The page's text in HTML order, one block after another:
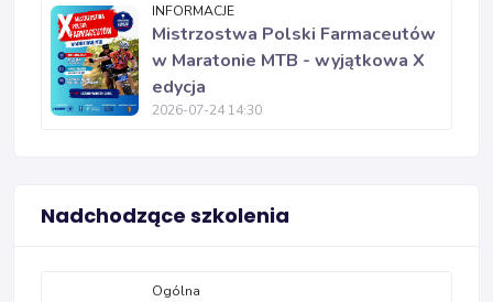
INFORMACJE
Mistrzostwa Polski Farmaceutów
w Maratonie MTB - wyjątkowa X
edycja
2026-07-24 14:30
Nadchodzące szkolenia
Ogólna